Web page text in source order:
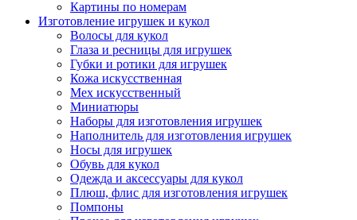
Картины по номерам
Изготовление игрушек и кукол
Волосы для кукол
Глаза и ресницы для игрушек
Губки и ротики для игрушек
Кожа искусственная
Мех искусственный
Миниатюры
Наборы для изготовления игрушек
Наполнитель для изготовления игрушек
Носы для игрушек
Обувь для кукол
Одежда и аксессуары для кукол
Плюш, флис для изготовления игрушек
Помпоны